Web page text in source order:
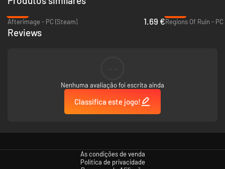
Crescer para sobreviver
Afterimage - PC (Steam)
1.69 €Regions Of Ruin -
Reviews
Nenhuma avaliação foi escrita ainda
Classifica este jogo!
As condições de venda
Política de privacidade